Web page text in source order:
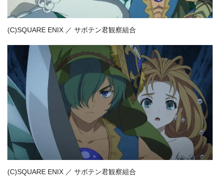
(C)SQUARE ENIX ／ サボテン君観察組合
(C)SQUARE ENIX ／ サボテン君観察組合